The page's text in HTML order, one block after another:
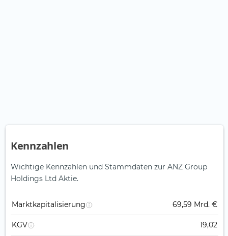
Kennzahlen
Wichtige Kennzahlen und Stammdaten zur ANZ Group
Holdings Ltd Aktie.
Marktkapitalisierung 69,59 Mrd. €
KGV 19,02